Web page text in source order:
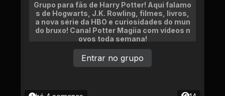
Grupo para fãs de Harry Potter! Aqui falamo
s de Hogwarts, J.K. Rowling, filmes, livros,
a nova série da HBO e curiosidades do mun
do bruxo! Canal Potter Magiia com vídeos n
ovos toda semana!
Entrar no grupo